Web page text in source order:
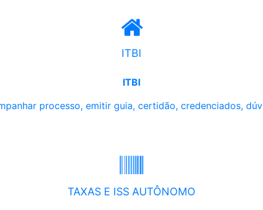
ITBI
ITBI
processo, emitir guia, certidão, credenciados,
TAXAS E ISS AUTÔNOMO